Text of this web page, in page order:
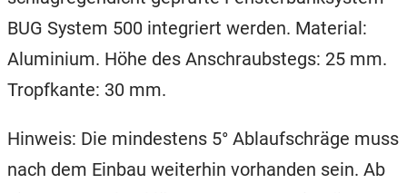
BUG System 500 integriert werden. Material:
Aluminium. Höhe des Anschraubstegs: 25 mm.
Tropfkante: 30 mm.
Hinweis: Die mindestens 5° Ablaufschräge muss
nach dem Einbau weiterhin vorhanden sein. Ab